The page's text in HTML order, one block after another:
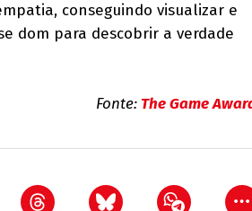
conseguindo visualizar e
dom para descobrir a verdade
Fonte: The Game